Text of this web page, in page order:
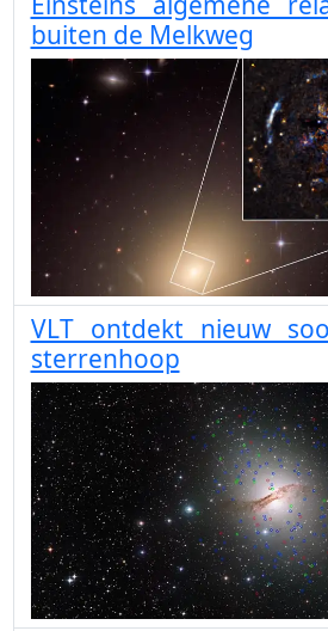
buiten de Melkweg
VLT ontdekt nieuw
sterrenhoop